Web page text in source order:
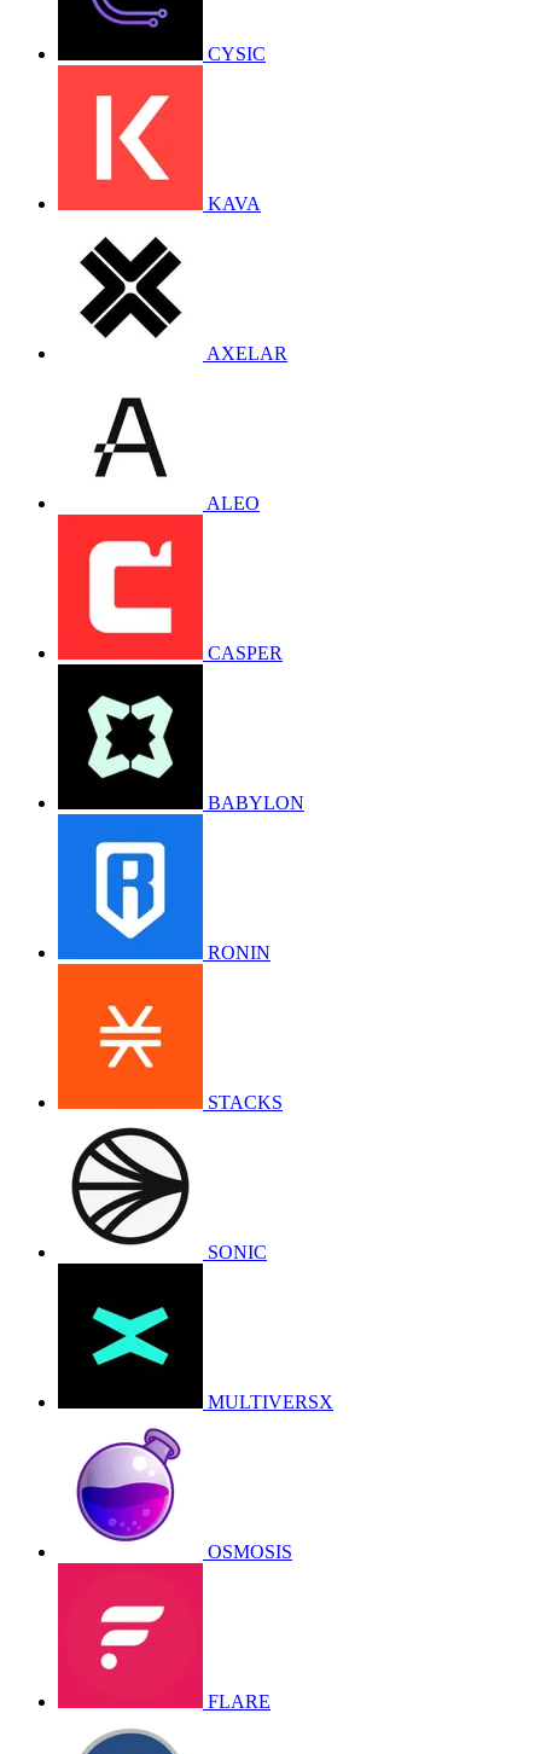
CYSIC
KAVA
AXELAR
ALEO
CASPER
BABYLON
RONIN
STACKS
SONIC
MULTIVERSX
OSMOSIS
FLARE